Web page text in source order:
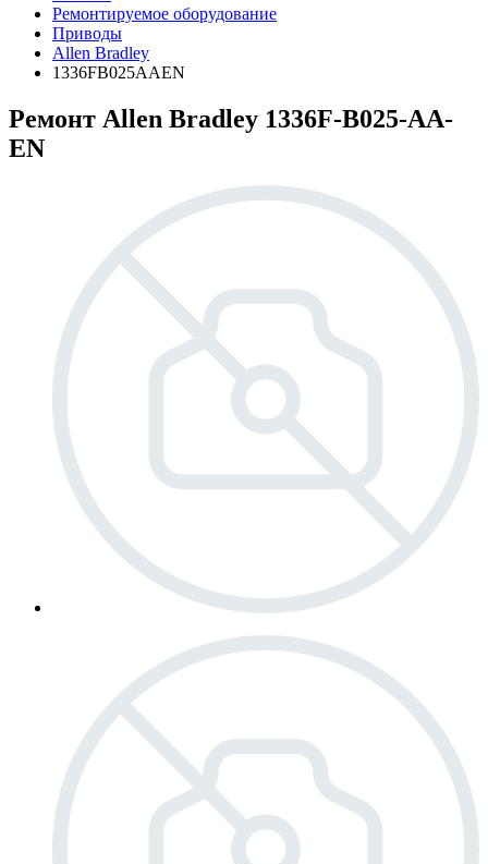
Ремонтируемое оборудование
Приводы
Allen Bradley
1336FB025AAEN
Ремонт Allen Bradley 1336F-B025-AA-
EN